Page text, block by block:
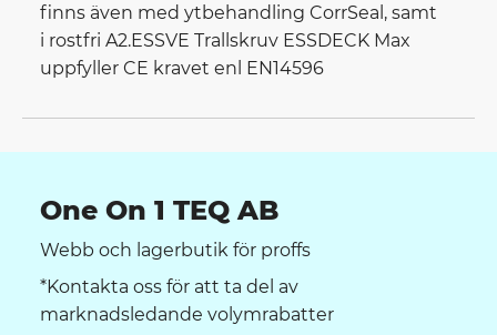
finns även med ytbehandling CorrSeal, samt
i rostfri A2.ESSVE Trallskruv ESSDECK Max
uppfyller CE kravet enl EN14596
One On 1 TEQ AB
Webb och lagerbutik för proffs
*Kontakta oss för att ta del av
marknadsledande volymrabatter